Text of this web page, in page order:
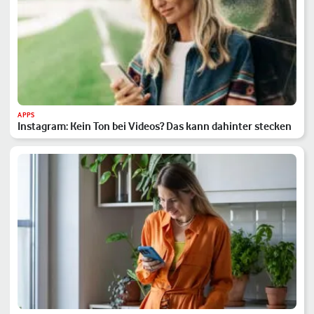
APPS
Instagram: Kein Ton bei Videos? Das kann dahinter stecken